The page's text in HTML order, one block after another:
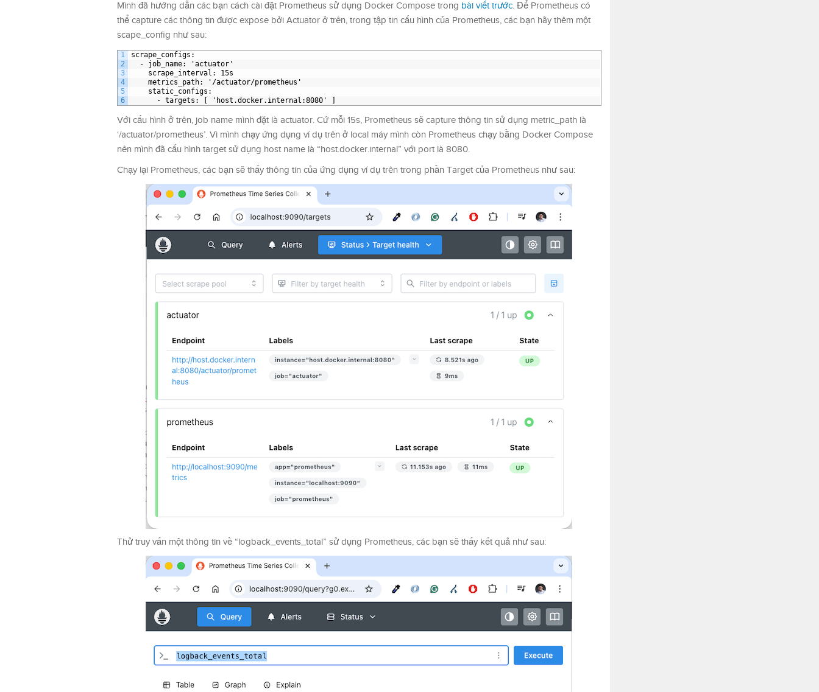
Mình đã hướng dẫn các bạn cách cài đặt Prometheus sử dụng Docker Compose trong bài viết trước. Để Prometheus có
thể capture các thông tin được expose bởi Actuator ở trên, trong tập tin cấu hình của Prometheus, các bạn hãy thêm một
scape_config như sau:
1
2
3
4
5
6
scrape configs :
-
job name: 'actuator'
scrape interval : 15s
metrics
path: '/actuator/prometheus'
static configs :
- targets : [ 'host.docker.internal :8080' ]
Với cấu hình ở trên, job name mình đặt là actuator. Cứ mỗi 15s, Prometheus sẽ capture thông tin sử dụng metric_path là
‘/actuator/prometheus’. Vì mình chạy ứng dụng ví dụ trên ở local máy mình còn Prometheus chạy bằng Docker Compose
nên mình đã cấu hình target sử dụng host name là “host.docker.internal” với port là 8080.
Chạy lại Prometheus, các bạn sẽ thấy thông tin của ứng dụng ví dụ trên trong phần Target của Prometheus như sau:
Thử truy vấn một thông tin về “logback_events_total” sử dụng Prometheus, các bạn sẽ thấy kết quả như sau: